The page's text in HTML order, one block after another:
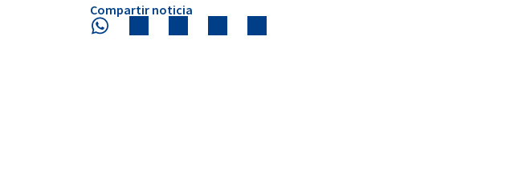
Compartir noticia